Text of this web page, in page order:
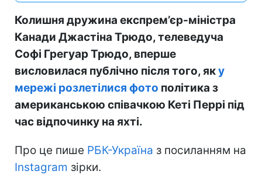
Колишня дружина експрем’єр-міністра
Канади Джастіна Трюдо, телеведуча
Софі Грегуар Трюдо, вперше
висловилася публічно після того, яку
мережі розлетілися фото політика з
американською співачкою Кеті Перрі під
час відпочинку на яхті.
Про це пише РБК-Україна з посиланням на
Instagram зірки.